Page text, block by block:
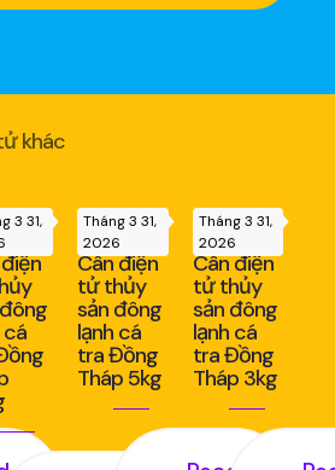
khác
3 31,
cá
Tháng 3 31,
2026
Cân điện
tử thủy
sản đông
lạnh cá
tra Đồng
Tháp 5kg
Tháng 3 31,
2026
Cân điện
tử thủy
sản đông
lạnh cá
tra Đồng
Tháp 3kg